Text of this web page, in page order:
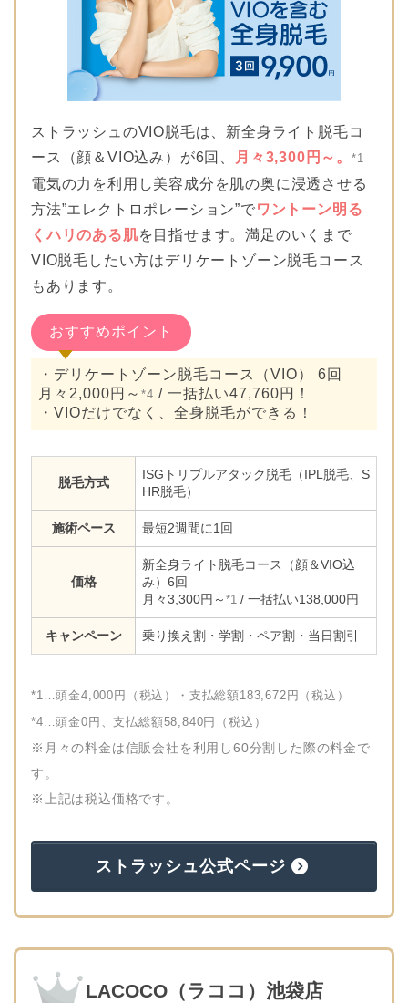
ストラッシュのVIO脱毛は、新全身ライト脱毛コ
ース（顔＆VIO込み）が6回、
月々3,300円～。 *1
電気の力を利用し美容成分を肌の奥に浸透させる
方法”エレクトロポレーション”でワントーン明る
くハリのある肌を目指せます。満足のいくまで
VIO脱毛したい方はデリケートゾーン脱毛コース
もあります。
おすすめポイント
・デリケートゾーン脱毛コース（VIO） 6回
月々2,000円～ *4 / 一括払い47,760円！
・VIOだけでなく、全身脱毛ができる！
脱毛方式
ISGトリプルアタック脱毛（IPL脱毛、S
HR脱毛）
施術ペース 最短2週間に1回
価格
新全身ライト脱毛コース（顔＆VIO込
み）6回
月々3,300円～ *1 / 一括払い138,000円
キャンペーン 乗り換え割・学割・ペア割・当日割引
*1…頭金4,000円（税込）・支払総額183,672円（税込）
*4…頭金0円、支払総額58,840円（税込）
※月々の料金は信販会社を利用し60分割した際の料金で
す。
※上記は税込価格です。
ストラッシュ公式ページ
LACOCO（ラココ）池袋店